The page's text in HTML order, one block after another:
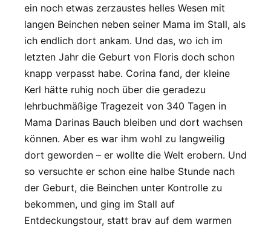
ein noch etwas zerzaustes helles Wesen mit
langen Beinchen neben seiner Mama im Stall, als
ich endlich dort ankam. Und das, wo ich im
letzten Jahr die Geburt von Floris doch schon
knapp verpasst habe. Corina fand, der kleine
Kerl hätte ruhig noch über die geradezu
lehrbuchmäßige Tragezeit von 340 Tagen in
Mama Darinas Bauch bleiben und dort wachsen
können. Aber es war ihm wohl zu langweilig
dort geworden – er wollte die Welt erobern. Und
so versuchte er schon eine halbe Stunde nach
der Geburt, die Beinchen unter Kontrolle zu
bekommen, und ging im Stall auf
Entdeckungstour, statt brav auf dem warmen